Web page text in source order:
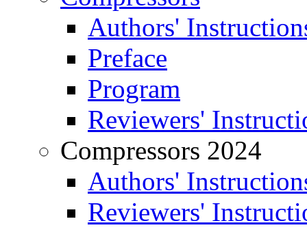
Authors'
Preface
Program
Reviewers'
Compressors 2024
Authors'
Reviewers'